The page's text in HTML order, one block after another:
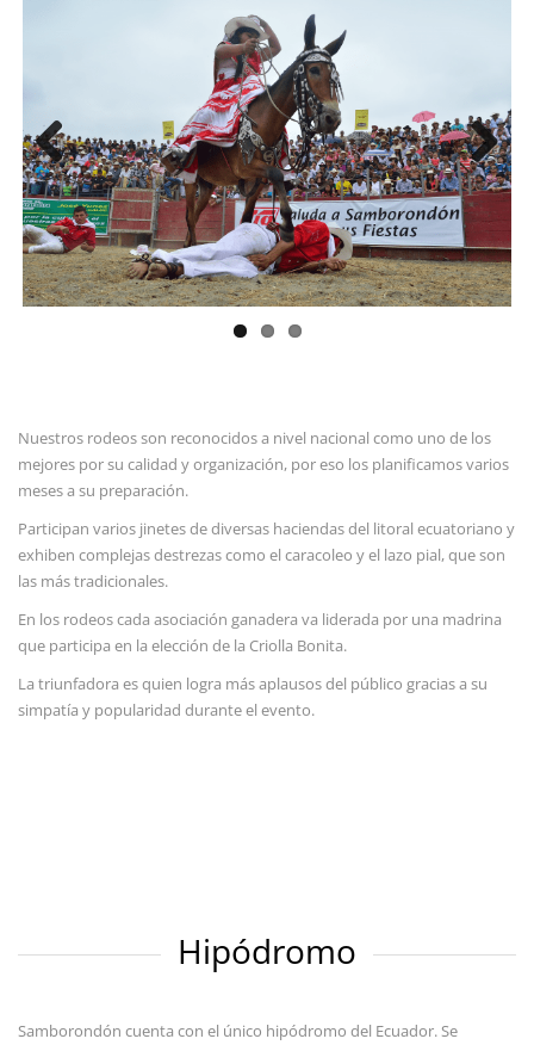
Previous Next
Nuestros rodeos son reconocidos a nivel nacional como uno de los
mejores por su calidad y organización, por eso los planificamos varios
meses a su preparación.
Participan varios jinetes de diversas haciendas del litoral ecuatoriano y
exhiben complejas destrezas como el caracoleo y el lazo pial, que son
las más tradicionales.
En los rodeos cada asociación ganadera va liderada por una madrina
que participa en la elección de la Criolla Bonita.
La triunfadora es quien logra más aplausos del público gracias a su
simpatía y popularidad durante el evento.
Hipódromo
Samborondón cuenta con el único hipódromo del Ecuador. Se